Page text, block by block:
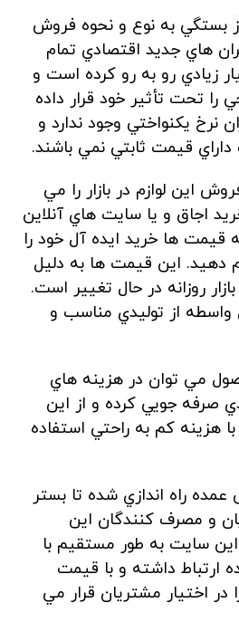
بستگي به نوع و نحوه فروش
هاي جديد اقتصادي تمام
زيادي رو به رو کرده است و
را تحت تأثير خود قرار داده
نرخ يکنواختي وجود ندارد و
قيمت ثابتي نمي باشند.
اين لوازم در بازار را مي
اجاق و يا سايت هاي آنلاين
قيمت ها خريد ايده آل خود را
دهيد. اين قيمت ها به دليل
روزانه در حال تغيير است.
از توليدي مناسب و
مي توان در هزينه هاي
صرفه جويي کرده و از اين
هزينه کم به راحتي استفاده
راه اندازي شده تا بستر
و مصرف کنندگان اين
سايت به طور مستقيم با
ارتباط داشته و با قيمت
اختيار مشتريان قرار مي